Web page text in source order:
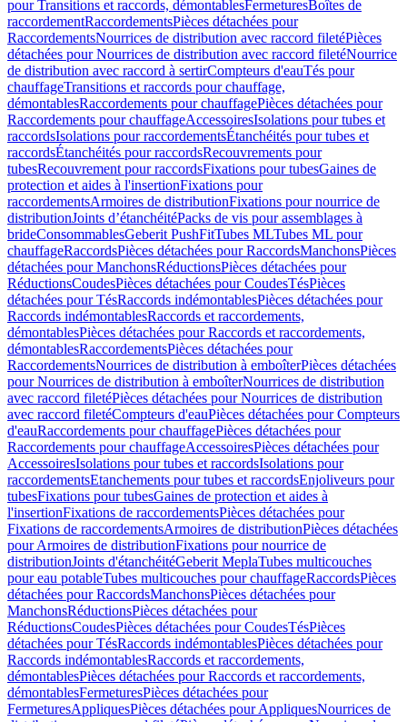
pour Transitions et raccords, démontablesFermeturesBoîtes de
raccordementRaccordementsPièces détachées pour
RaccordementsNourrices de distribution avec raccord filetéPièces
détachées pour Nourrices de distribution avec raccord filetéNourrice
de distribution avec raccord à sertirCompteurs d'eauTés pour
chauffageTransitions et raccords pour chauffage,
démontablesRaccordements pour chauffagePièces détachées pour
Raccordements pour chauffageAccessoiresIsolations pour tubes et
raccordsIsolations pour raccordementsÉtanchéités pour tubes et
raccordsÉtanchéités pour raccordsRecouvrements pour
tubesRecouvrement pour raccordsFixations pour tubesGaines de
protection et aides à l'insertionFixations pour
raccordementsArmoires de distributionFixations pour nourrice de
distributionJoints d’étanchéitéPacks de vis pour assemblages à
brideConsommablesGeberit PushFitTubes MLTubes ML pour
chauffageRaccordsPièces détachées pour RaccordsManchonsPièces
détachées pour ManchonsRéductionsPièces détachées pour
RéductionsCoudesPièces détachées pour CoudesTésPièces
détachées pour TésRaccords indémontablesPièces détachées pour
Raccords indémontablesRaccords et raccordements,
démontablesPièces détachées pour Raccords et raccordements,
démontablesRaccordementsPièces détachées pour
RaccordementsNourrices de distribution à emboîterPièces détachées
pour Nourrices de distribution à emboîterNourrices de distribution
avec raccord filetéPièces détachées pour Nourrices de distribution
avec raccord filetéCompteurs d'eauPièces détachées pour Compteurs
d'eauRaccordements pour chauffagePièces détachées pour
Raccordements pour chauffageAccessoiresPièces détachées pour
AccessoiresIsolations pour tubes et raccordsIsolations pour
raccordementsEtanchements pour tubes et raccordsEnjoliveurs pour
tubesFixations pour tubesGaines de protection et aides à
l'insertionFixations de raccordementsPièces détachées pour
Fixations de raccordementsArmoires de distributionPièces détachées
pour Armoires de distributionFixations pour nourrice de
distributionJoints d'étanchéitéGeberit MeplaTubes multicouches
pour eau potableTubes multicouches pour chauffageRaccordsPièces
détachées pour RaccordsManchonsPièces détachées pour
ManchonsRéductionsPièces détachées pour
RéductionsCoudesPièces détachées pour CoudesTésPièces
détachées pour TésRaccords indémontablesPièces détachées pour
Raccords indémontablesRaccords et raccordements,
démontablesPièces détachées pour Raccords et raccordements,
démontablesFermeturesPièces détachées pour
FermeturesAppliquesPièces détachées pour AppliquesNourrices de